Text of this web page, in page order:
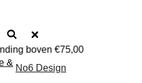
boven €75,00
No6 Design